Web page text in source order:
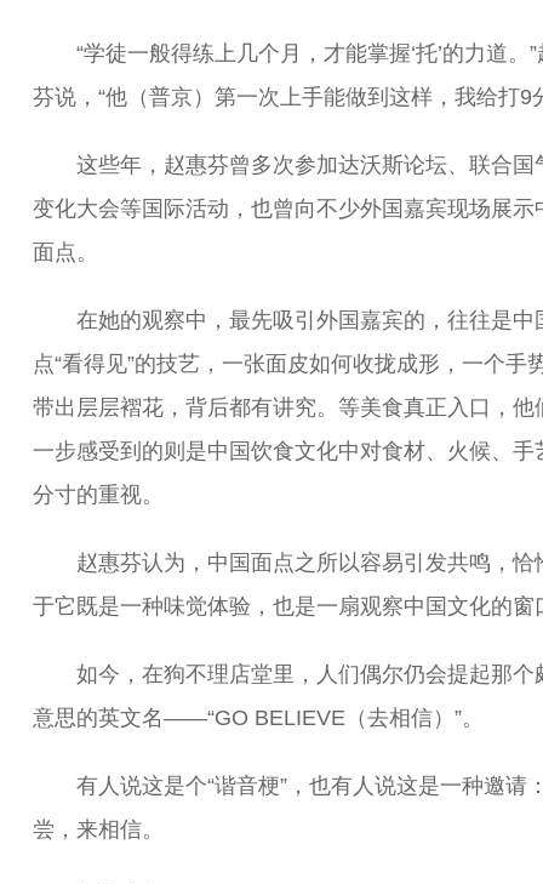
“学徒一般得练上几个月，才能掌握‘托’的力道。”
芬说，“他（普京）第一次上手能做到这样，我给打9
这些年，赵惠芬曾多次参加达沃斯论坛、联合国
变化大会等国际活动，也曾向不少外国嘉宾现场展示
面点。
在她的观察中，最先吸引外国嘉宾的，往往是中
点“看得见”的技艺，一张面皮如何收拢成形，一个手
带出层层褶花，背后都有讲究。等美食真正入口，他
一步感受到的则是中国饮食文化中对食材、火候、手
分寸的重视。
赵惠芬认为，中国面点之所以容易引发共鸣，恰
于它既是一种味觉体验，也是一扇观察中国文化的窗
如今，在狗不理店堂里，人们偶尔仍会提起那个
意思的英文名——“GO BELIEVE（去相信）”。
有人说这是个“谐音梗”，也有人说这是一种邀请
尝，来相信。